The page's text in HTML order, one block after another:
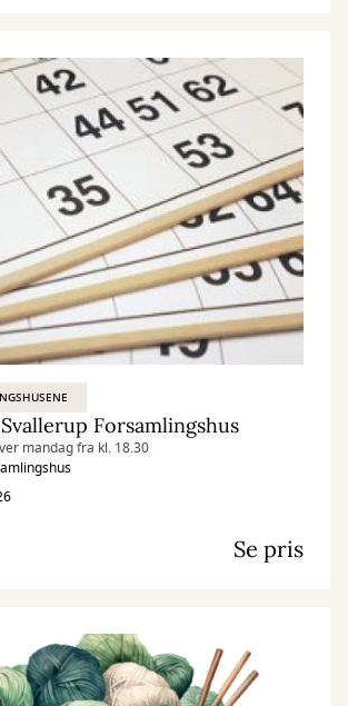
Forsamlingshus
mandag fra kl. 18.30
Se pris